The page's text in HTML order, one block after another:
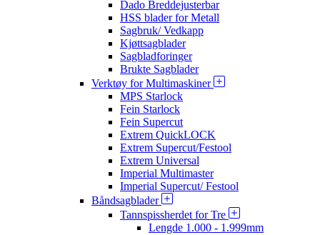
Dado Breddejusterbar
HSS blader for Metall
Sagbruk/ Vedkapp
Kjøttsagblader
Sagbladforinger
Brukte Sagblader
Verktøy for Multimaskiner
MPS Starlock
Fein Starlock
Fein Supercut
Extrem QuickLOCK
Extrem Supercut/Festool
Extrem Universal
Imperial Multimaster
Imperial Supercut/ Festool
Båndsagblader
Tannspissherdet for Tre
Lengde 1.000 - 1.999mm